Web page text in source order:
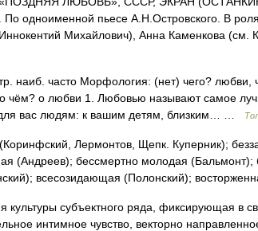
одноименной пьесе А.Н.Островского. В
Михайлович), Анна Каменкова (см.
наиб. часто Морфология: (нет) чего? любви,
чём? о любви 1. Любовью называют самое
вас людям: к вашим детям, близким… …
Лермонтов, Щепк. Куперник);
(Андреев); бессмертно молодая (Бальмонт);
всесозидающая (Полонский);
культуры субъектного ряда, фиксирующая в
интимное чувство, векторно